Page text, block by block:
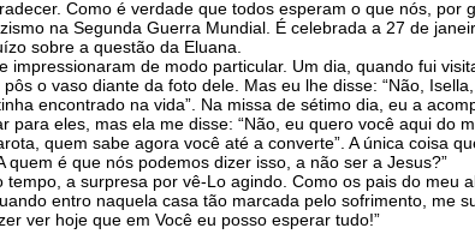
Como é verdade que todos esperam o que nós,
na Segunda Guerra Mundial. É celebrada a 27 de
sobre a questão da Eluana.
de modo particular. Um dia, quando fui
o vaso diante da foto dele. Mas eu lhe disse: “Não,
encontrado na vida”. Na missa de sétimo dia, eu a
eles, mas ela me disse: “Não, eu quero você aqui do
quem sabe agora você até a converte”. A única coisa
quem é que nós podemos dizer isso, a não ser a Jesus?”
a surpresa por vê-Lo agindo. Como os pais do meu
entro naquela casa tão marcada pelo sofrimento, me
ver hoje que em Você eu posso esperar tudo!”